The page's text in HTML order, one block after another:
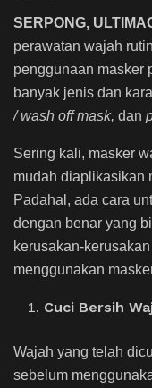
SERPONG,
perawatan wajah rutin
penggunaan masker
banyak jenis dan
/ wash off mask, dan
Sering kali, masker
mudah diaplikasikan
Padahal, ada cara
dengan benar yang
kerusakan-
menggunakan
Cuci Bersih
Wajah yang telah
sebelum